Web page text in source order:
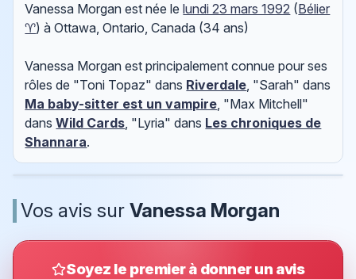
Vanessa Morgan est née lelundi 23 mars 1992 (Bélier
♈) à Ottawa, Ontario, Canada (34 ans)
Vanessa Morgan est principalement connue pour ses
rôles de "Toni Topaz" dans Riverdale, "Sarah" dans
Ma baby-sitter est un vampire, "Max Mitchell"
dansWild Cards, "Lyria" dans Les chroniques de
Shannara.
Vos avis sur Vanessa Morgan
Soyez le premier à donner un avis